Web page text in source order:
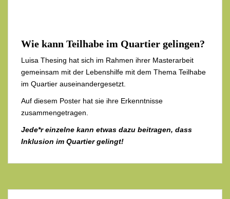
Wie kann Teilhabe im Quartier gelingen?
Luisa Thesing hat sich im Rahmen ihrer Masterarbeit
gemeinsam mit der Lebenshilfe mit dem Thema Teilhabe
im Quartier auseinandergesetzt.
Auf diesem Poster hat sie ihre Erkenntnisse
zusammengetragen.
Jede*r einzelne kann etwas dazu beitragen, dass
Inklusion im Quartier gelingt!